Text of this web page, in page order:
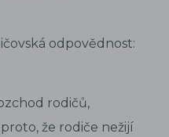
odpovědnost:
rodičů,
že rodiče nežijí